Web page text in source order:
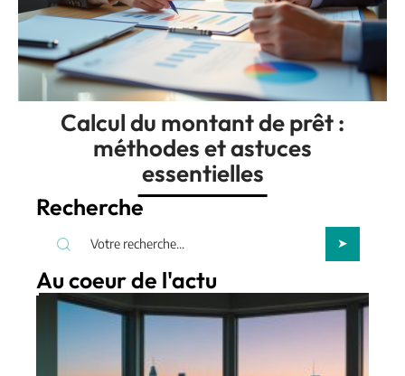
Calcul du montant de prêt :
méthodes et astuces
essentielles
Recherche
Au coeur de l'actu